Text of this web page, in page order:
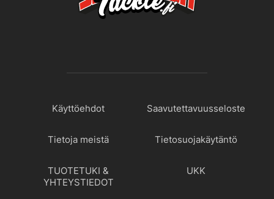
Käyttöehdot Saavutettavuusseloste
Tietoja meistä Tietosuojakäytäntö
TUOTETUKI &
YHTEYSTIEDOT
UKK